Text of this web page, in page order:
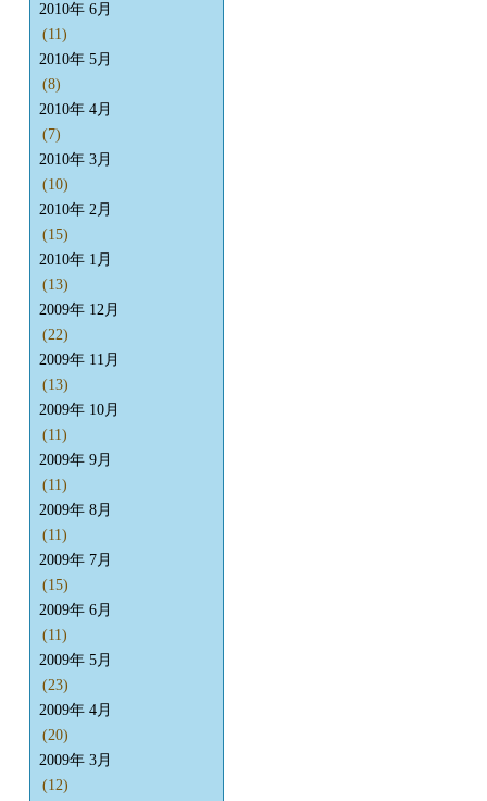
2010年 6月
(11)
2010年 5月
(8)
2010年 4月
(7)
2010年 3月
(10)
2010年 2月
(15)
2010年 1月
(13)
2009年 12月
(22)
2009年 11月
(13)
2009年 10月
(11)
2009年 9月
(11)
2009年 8月
(11)
2009年 7月
(15)
2009年 6月
(11)
2009年 5月
(23)
2009年 4月
(20)
2009年 3月
(12)